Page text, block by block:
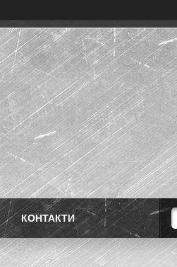
КОНТАКТИ